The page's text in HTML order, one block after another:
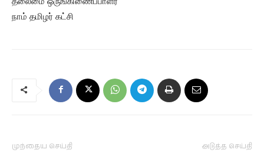
நாம் தமிழர் கட்சி
முந்தைய செய்தி அடுத்த செய்தி